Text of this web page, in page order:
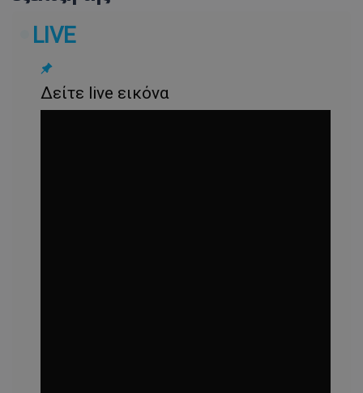
LIVE
Δείτε live εικόνα